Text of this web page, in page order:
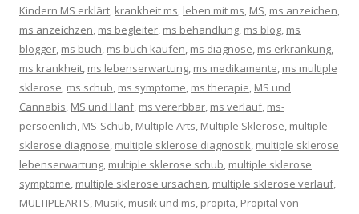
Kindern MS erklärt, krankheit ms, leben mit ms, MS, ms anzeichen,
ms anzeichzen, ms begleiter, ms behandlung, ms blog, ms
blogger, ms buch, ms buch kaufen, ms diagnose, ms erkrankung,
ms krankheit, ms lebenserwartung, ms medikamente, ms multiple
sklerose, ms schub, ms symptome, ms therapie, MS und
Cannabis, MS und Hanf, ms vererbbar, ms verlauf, ms-
persoenlich, MS-Schub, Multiple Arts, Multiple Sklerose, multiple
sklerose diagnose, multiple sklerose diagnostik, multiple sklerose
lebenserwartung, multiple sklerose schub, multiple sklerose
symptome, multiple sklerose ursachen, multiple sklerose verlauf,
MULTIPLEARTS, Musik, musik und ms, propita, Propital von